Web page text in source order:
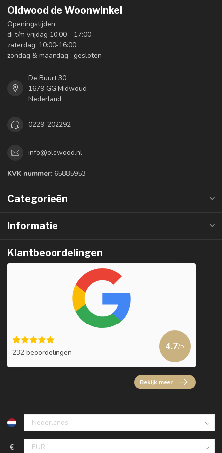
Oldwood de Woonwinkel
Openingstijden:
di t/m vrijdag 10:00 - 17:00
zaterdag: 10:00-16:00
zondag & maandag : gesloten
De Buurt 30
1679 GG Midwoud
Nederland
0229-202292
info@oldwood.nl
KVK nummer: 65885953
Categorieën
Informatie
Klantbeoordelingen
232 beoordelingen
4.7/5
Bekijk meer
€